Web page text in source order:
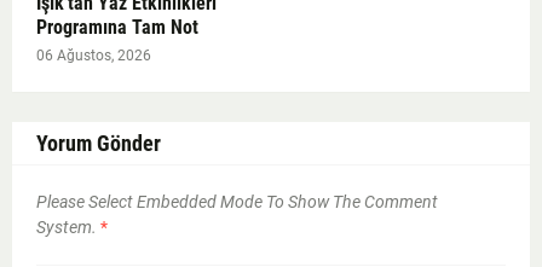
Programına Tam Not
06 Ağustos, 2026
Yorum Gönder
Please Select Embedded Mode To Show The Comment
System. *